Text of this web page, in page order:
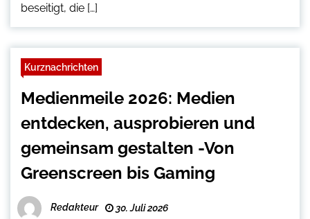
beseitigt, die […]
Kurznachrichten
Medienmeile 2026: Medien
entdecken, ausprobieren und
gemeinsam gestalten -Von
Greenscreen bis Gaming
Redakteur 30. Juli 2026